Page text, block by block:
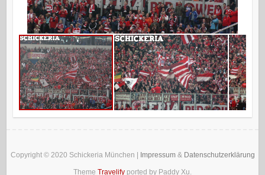
Copyright © 2020 Schickeria München Impressum& Datenschutzerklärung
Theme Travelify ported by Paddy Xu.